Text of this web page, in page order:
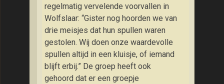
regelmatig vervelende voorvallen in
Wolfslaar: “Gister nog hoorden we van
drie meisjes dat hun spullen waren
gestolen. Wij doen onze waardevolle
spullen altijd in een kluisje, of iemand
blijft erbij.” De groep heeft ook
gehoord dat er een groepje